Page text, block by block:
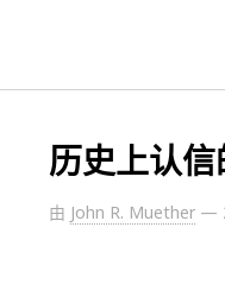
历史上认
由 John R. Muether —